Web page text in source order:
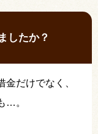
したか？
だけでなく、
…。